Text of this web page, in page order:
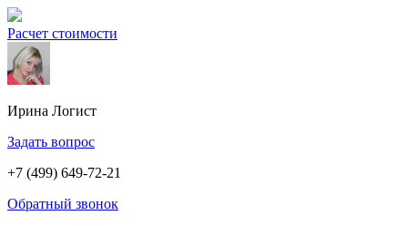
Расчет стоимости
Ирина Логист
Задать вопрос
+7 (499) 649-72-21
Обратный звонок